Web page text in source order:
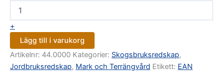
+
Lägg till i varukorg
Artikelnr: 44.0000 Kategorier: Skogsbruksredskap,
Jordbruksredskap, Mark och Terrängvård Etikett: EAN